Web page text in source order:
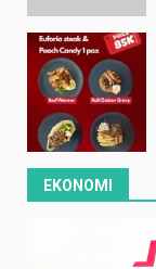
EKONOMI